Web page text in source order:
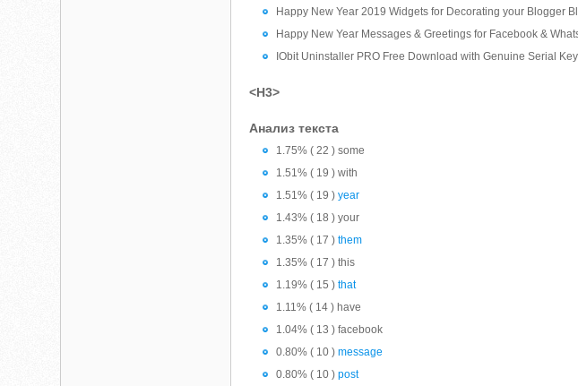
Happy New Year 2019 Widgets for Decorating your Blogger
Happy New Year Messages & Greetings for Facebook &
IObit Uninstaller PRO Free Download with Genuine Serial Key
<H3>
Анализ текста
1.75% ( 22 ) some
1.51% ( 19 ) with
1.51% ( 19 )year
1.43% ( 18 ) your
1.35% ( 17 )them
1.35% ( 17 ) this
1.19% ( 15 )that
1.11% ( 14 ) have
1.04% ( 13 ) facebook
0.80% ( 10 )message
0.80% ( 10 )post